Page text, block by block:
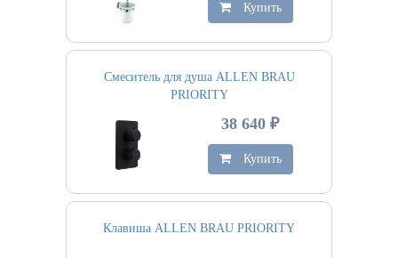
Купить
Смеситель для душа ALLEN BRAU
PRIORITY
38 640 ₽
Купить
Клавиша ALLEN BRAU PRIORITY